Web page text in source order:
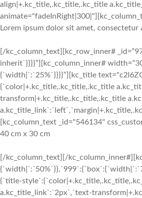
align|+.kc_title,.kc_title,.kc_title
Lorem ipsum dolor sit amet,
[/kc_column_text][kc_row_inner#
inherit`}}}}”][kc_column_inner#
{`width|`:`25%`}}}}”][kc_title
{`color|+.kc_title,.kc_title,.kc_title
transform|+.kc_title,.kc_title,.kc_title
[kc_column_text _id="546134"
40 cm x 30 cm
[/kc_column_text][/
{`title-
a.kc_title_link`:`2px`,`text-